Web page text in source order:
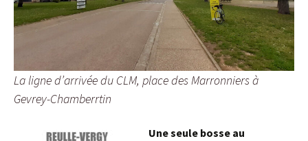
La ligne d’arrivée du CLM, place des Marronniers à
Gevrey-Chamberrtin
Une seule bosse au